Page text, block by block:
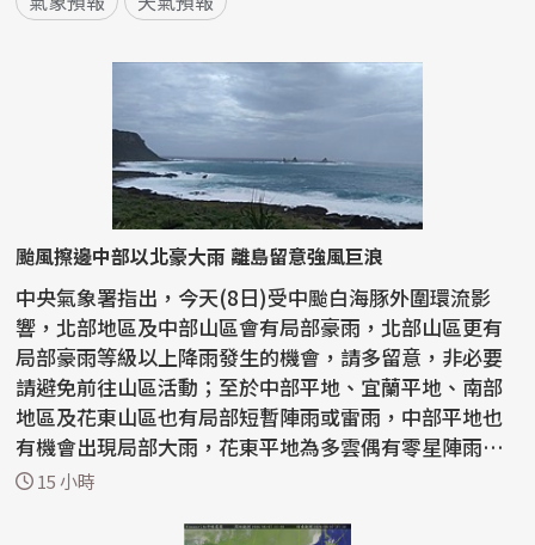
颱風擦邊中部以北豪大雨 離島留意強風巨浪
中央氣象署指出，今天(8日)受中颱白海豚外圍環流影
響，北部地區及中部山區會有局部豪雨，北部山區更有
局部豪雨等級以上降雨發生的機會，請多留意，非必要
請避免前往山區活動；至於中部平地、宜蘭平地、南部
地區及花東山區也有局部短暫陣雨或雷雨，中部平地也
有機會出現局部大雨，花東平地為多雲偶有零星陣雨的
天氣；氣...
15 小時